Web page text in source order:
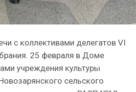
с коллективами делегатов VI
25 февраля в Доме
учреждения культуры
сельского